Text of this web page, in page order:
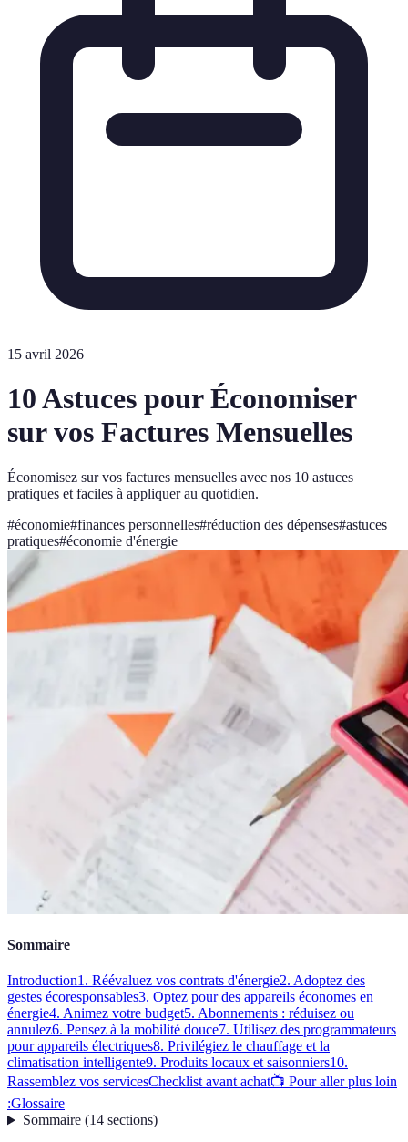
15 avril 2026
10 Astuces pour Économiser
sur vos Factures Mensuelles
Économisez sur vos factures mensuelles avec nos 10 astuces
pratiques et faciles à appliquer au quotidien.
#économie#finances personnelles#réduction des dépenses#astuces
pratiques#économie d'énergie
Sommaire
Introduction1. Réévaluez vos contrats d'énergie2. Adoptez des
gestes écoresponsables3. Optez pour des appareils économes en
énergie4. Animez votre budget5. Abonnements : réduisez ou
annulez6. Pensez à la mobilité douce7. Utilisez des programmateurs
pour appareils électriques8. Privilégiez le chauffage et la
climatisation intelligente9. Produits locaux et saisonniers10.
Rassemblez vos servicesChecklist avant achat📺 Pour aller plus loin
:Glossaire
Sommaire(14 sections)